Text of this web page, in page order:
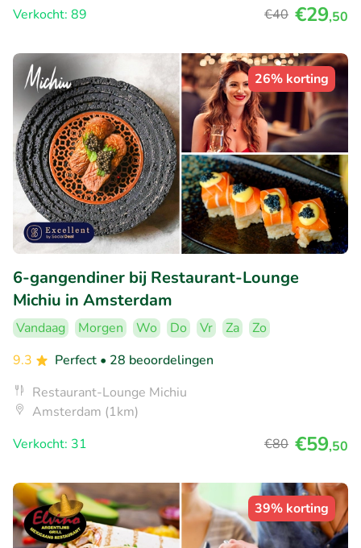
Verkocht: 89
€40 €29,50
26% korting
6-gangendiner bij Restaurant-Lounge
Michiu in Amsterdam
Vandaag Morgen Wo Do Vr Za
Zo
9.3
Perfect • 28 beoordelingen
Restaurant-Lounge Michiu
Amsterdam (1km)
Verkocht: 31
€80 €59,50
39% korting